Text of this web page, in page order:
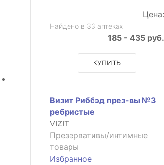
Цена:
Найдено в 33 аптеках
185 - 435 руб.
КУПИТЬ
Визит Риббэд през-вы №3
ребристые
VIZIT
Презервативы/интимные
товары
Избранное